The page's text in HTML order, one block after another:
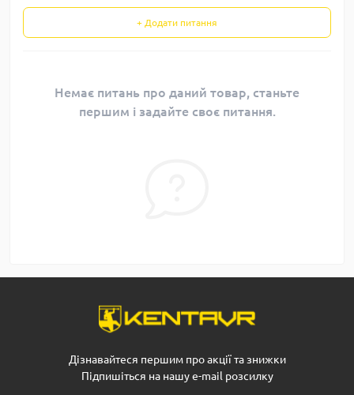
+ Додати питання
Немає питань про даний товар, станьте
першим і задайте своє питання.
Дізнавайтеся першим про акції та знижки
Підпишіться на нашу e-mail розсилку